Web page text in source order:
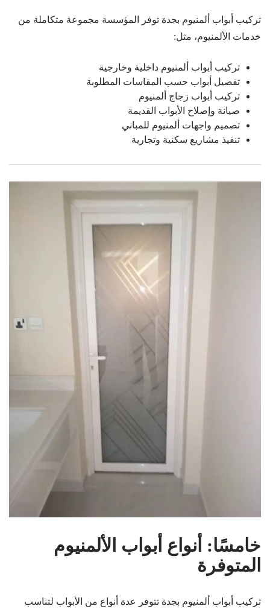
تركيب أبواب ألمنيوم بجدة توفر المؤسسة مجموعة متكاملة من
خدمات الألمنيوم، مثل:
تركيب أبواب ألمنيوم داخلية وخارجية
تفصيل أبواب حسب المقاسات المطلوبة
تركيب أبواب زجاج ألمنيوم
صيانة وإصلاح الأبواب القديمة
تصميم واجهات ألمنيوم للمباني
تنفيذ مشاريع سكنية وتجارية
خامسًا: أنواع أبواب الألمنيوم
المتوفرة
تركيب أبواب ألمنيوم بجدة تتوفر عدة أنواع من الأبواب لتناسب